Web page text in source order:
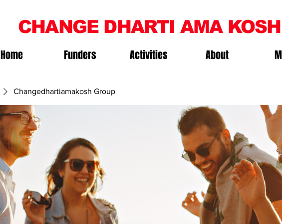
CHANGE DHARTI AMA KOSH
Home Funders Activities About
Changedhartiamakosh Group